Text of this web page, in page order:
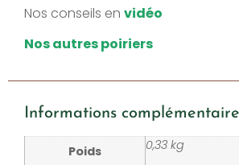
Nos conseils en vidéo
Nos autres poiriers
Informations
Poids 0,33 kg